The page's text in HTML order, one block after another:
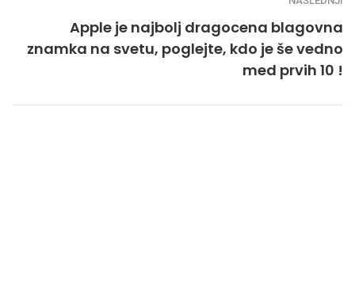
Apple je najbolj dragocena blagovna
znamka na svetu, poglejte, kdo je še vedno
med prvih 10 !